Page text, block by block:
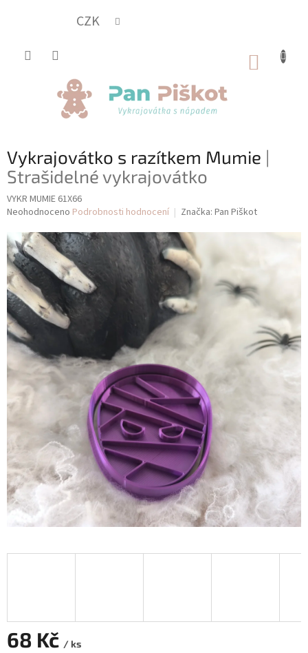
CZK
Vykrajovátko s razítkem Mumie |
Strašidelné vykrajovátko
VYKR MUMIE 61X66
Průměrné
produktu
je
0,0
z
5
hvězdiček.
Neohodnoceno Podrobnosti hodnocení Značka: Pan Piškot
68 Kč / ks